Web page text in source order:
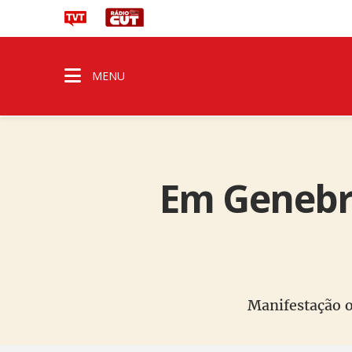
MENU
Em
Manifestação